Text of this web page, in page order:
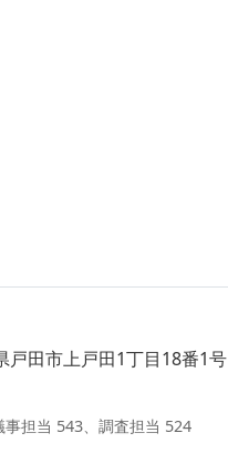
田市上戸田1丁目18番1号
担当 543、調査担当 524